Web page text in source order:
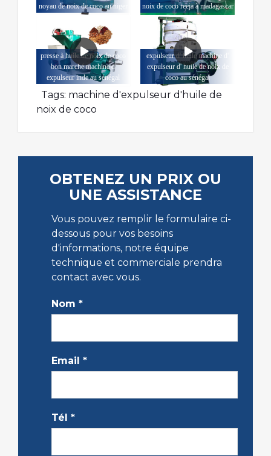
noyau de noix de coco au niger
noix de coco reeja à madagascar
presse à huile de noix de coco
bon marché machine d'
expulseur inde au sénégal
expulseur d' huile machine d'
expulseur d' huile de noix de
coco au sénégal
Tags: machine d'expulseur d'huile de
noix de coco
OBTENEZ UN PRIX OU
UNE ASSISTANCE
Vous pouvez remplir le formulaire ci-
dessous pour vos besoins
d'informations, notre équipe
technique et commerciale prendra
contact avec vous.
Nom *
Email *
Tél *